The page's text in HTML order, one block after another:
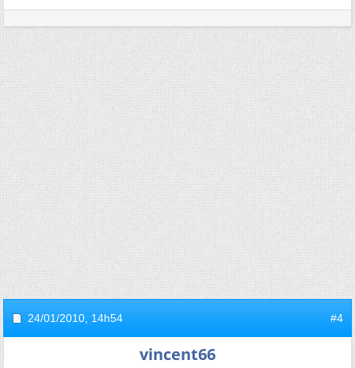
24/01/2010, 14h54 #4
vincent66